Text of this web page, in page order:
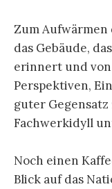
Zum
das Gebäude,
erinnert und
Perspektiven,
guter
Fachwerkidyll
Noch einen
Blick auf das